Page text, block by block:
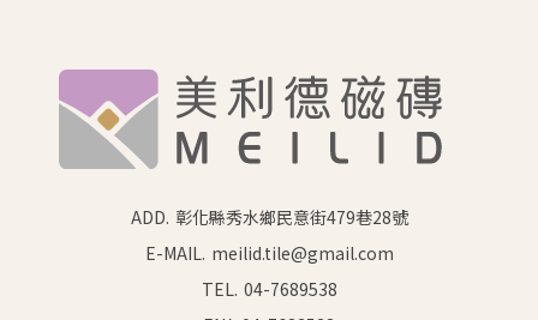
ADD. 彰化縣秀水鄉民意街479巷28號
E-MAIL. meilid.tile@gmail.com
TEL. 04-7689538